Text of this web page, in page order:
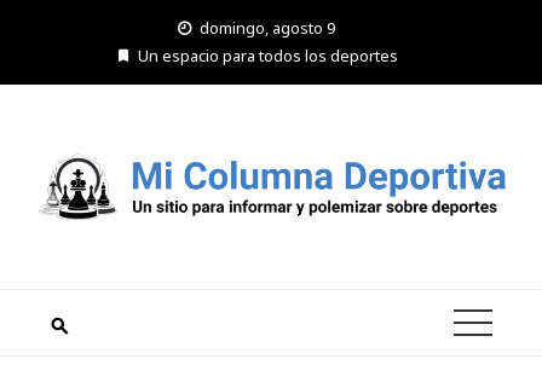
domingo, agosto 9
Un espacio para todos los deportes